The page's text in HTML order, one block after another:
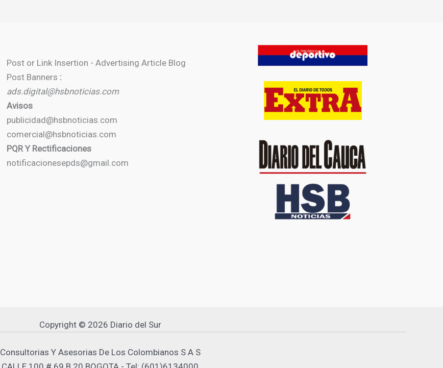
Post or Link Insertion - Advertising Article Blog
Post Banners :
ads.digital@hsbnoticias.com
Avisos
publicidad@hsbnoticias.com
comercial@hsbnoticias.com
PQR Y Rectificaciones
notificacionesepds@gmail.com
Copyright © 2026 Diario del Sur
Consultorias Y Asesorias De Los Colombianos S A S